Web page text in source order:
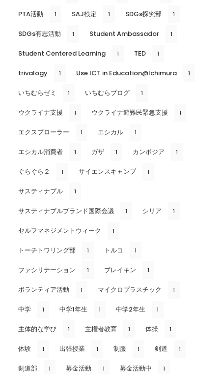
PTA活動 1 SAJ検定 1 SDGs探究部 1
SDGs有志活動 1 Student Ambassador 1
Student Centered Learning 1 TED 1
trivalogy 1 Use ICT in Education@Ichimura 1
いちむらゼミ 1 いちむらブログ 1
ウクライナ支援 1 ウクライナ避難民緊急支援 1
エクスプローラー 1 エシカル 1
エシカル消費者 1 ガザ 1 カンボジア 1
ぐらぐら２ 1 サイエンスキャンプ 1
サスティナブル 1
サスティナブルブランド国際会議 1 シリア 1
セルフマネジメントウィーク 1
トーチトワリング部 1 トルコ 1
ファシリテーション 1 ブレイキン 1
ボランティア活動 1 マイクロプラスチック 1
中学 1 中学1年生 1 中学2年生 1
主体的な学び 1 主権者教育 1 体操 1
体験 1 出張授業 1 制服 1 剣道 1
剣道部 1 募金活動 1 募金活動中 1